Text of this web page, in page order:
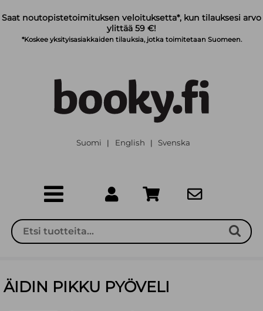
Saat noutopistetoimituksen veloituksetta*, kun tilauksesi arvo
ylittää 59 €!
*Koskee yksityisasiakkaiden tilauksia, jotka toimitetaan Suomeen.
Suomi | English | Svenska
ÄIDIN PIKKU PYÖVELI